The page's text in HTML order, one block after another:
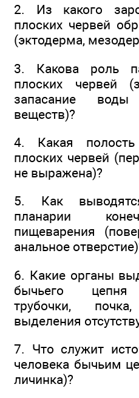
2. Из какого
плоских червей
(эктодерма,
3. Какова роль
плоских червей
запасание
веществ)?
4. Какая
плоских червей
не выражена)?
5. Как
планарии
пищеварения
анальное
6. Какие органы
бычьего цепня
трубочки,
выделения
7. Что служит
человека бычьим
личинка)?